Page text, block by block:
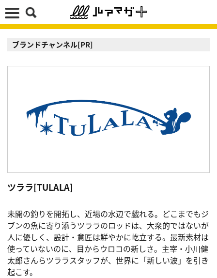
ブランドチャンネル[PR]
ツララ[TULALA]
未開の釣りを開拓し、近場の水辺で戯れる。どこまでもジ
ブンの魚に寄り添うツララのロッドは、大衆的ではないが
人に優しく、設計・意匠は鮮やかに屹立する。最新素材は
使っていないのに、目からウロコの新しさ。主宰・小川健
太郎さんらツララスタッフが、世界に「新しい波」を引き
起こす。